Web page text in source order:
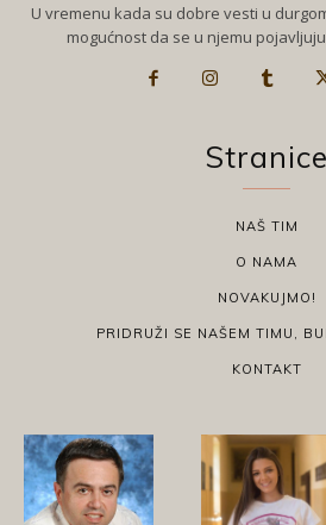
U vremenu kada su dobre vesti u
mogućnost da se u njemu
Stranice
NAŠ TIM
O NAMA
NOVAKUJMO!
PRIDRUŽI SE NAŠEM TIMU,
KONTAKT